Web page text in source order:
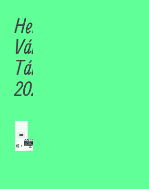
Hetedik
Városszépítő
Tábor
2021
« ‹